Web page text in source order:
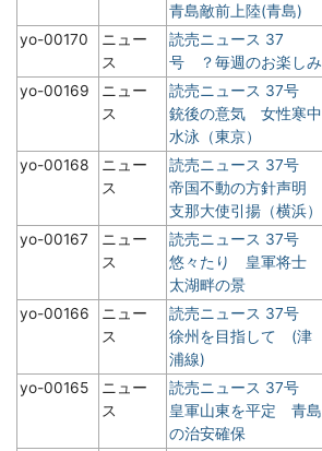
青島敵前上陸(青島)
yo-00170
ニュー
ス
読売ニュース 37
号 ？毎週のお楽しみ
yo-00169
ニュー
ス
読売ニュース 37号
銃後の意気 女性寒中
水泳（東京）
yo-00168
ニュー
ス
読売ニュース 37号
帝国不動の方針声明
支那大使引揚（横浜）
yo-00167
ニュー
ス
読売ニュース 37号
悠々たり 皇軍将士
太湖畔の景
yo-00166
ニュー
ス
読売ニュース 37号
徐州を目指して (津
浦線)
yo-00165
ニュー
ス
読売ニュース 37号
皇軍山東を平定 青島
の治安確保